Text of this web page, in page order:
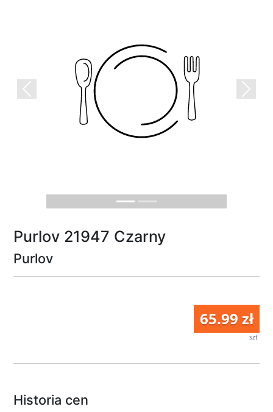
Previous Next
Purlov 21947 Czarny
Purlov
65.99 zł
szt
Historia cen